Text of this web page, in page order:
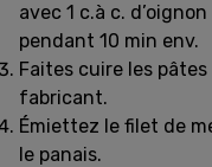
avec 1 c.à c.
pendant 10 min env.
Faites cuire les
fabricant.
Émiettez le filet de
le panais.